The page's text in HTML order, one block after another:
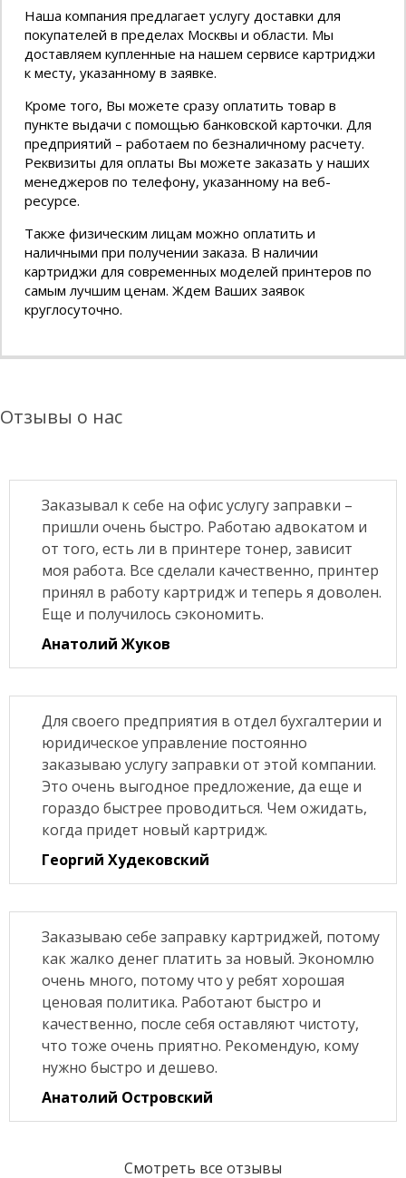
Наша компания предлагает услугу доставки для
покупателей в пределах Москвы и области. Мы
доставляем купленные на нашем сервисе картриджи
к месту, указанному в заявке.
Кроме того, Вы можете сразу оплатить товар в
пункте выдачи с помощью банковской карточки. Для
предприятий – работаем по безналичному расчету.
Реквизиты для оплаты Вы можете заказать у наших
менеджеров по телефону, указанному на веб-
ресурсе.
Также физическим лицам можно оплатить и
наличными при получении заказа. В наличии
картриджи для современных моделей принтеров по
самым лучшим ценам. Ждем Ваших заявок
круглосуточно.
Отзывы о нас
Заказывал к себе на офис услугу заправки –
пришли очень быстро. Работаю адвокатом и
от того, есть ли в принтере тонер, зависит
моя работа. Все сделали качественно, принтер
принял в работу картридж и теперь я доволен.
Еще и получилось сэкономить.
Анатолий Жуков
Для своего предприятия в отдел бухгалтерии и
юридическое управление постоянно
заказываю услугу заправки от этой компании.
Это очень выгодное предложение, да еще и
гораздо быстрее проводиться. Чем ожидать,
когда придет новый картридж.
Георгий Худековский
Заказываю себе заправку картриджей, потому
как жалко денег платить за новый. Экономлю
очень много, потому что у ребят хорошая
ценовая политика. Работают быстро и
качественно, после себя оставляют чистоту,
что тоже очень приятно. Рекомендую, кому
нужно быстро и дешево.
Анатолий Островский
Смотреть все отзывы